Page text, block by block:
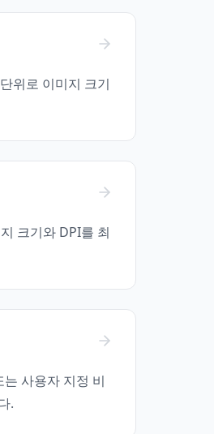
위로 이미지 크기
크기와 DPI를 최
는 사용자 지정 비
.